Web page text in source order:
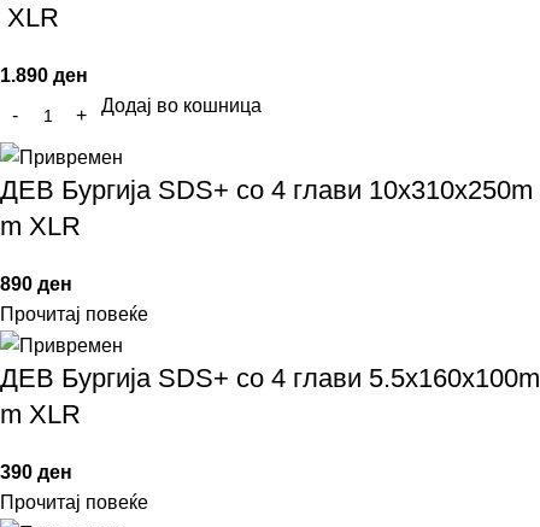
XLR
1.890 ден
Додај во кошница
ДЕВ Бургија SDS+ со 4 глави 10x310x250m
m XLR
890 ден
Прочитај повеќе
ДЕВ Бургија SDS+ со 4 глави 5.5x160x100m
m XLR
390 ден
Прочитај повеќе